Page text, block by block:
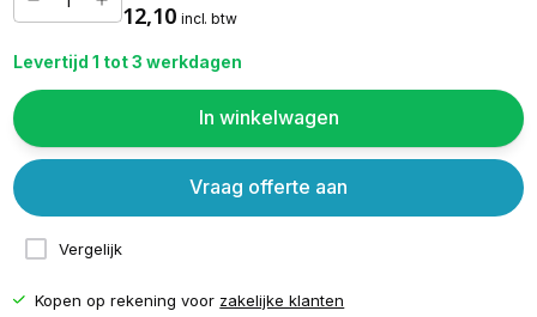
12,10 incl. btw
Levertijd 1 tot 3 werkdagen
In winkelwagen
Vergelijk
Vraag offerte aan
Kopen op rekening voor zakelijke klanten